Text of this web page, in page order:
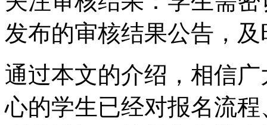
发布的审核结果公告，
通过本文的介绍，相信
心的学生已经对报名流